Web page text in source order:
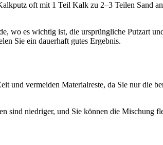
oft mit 1 Teil Kalk zu 2–3 Teilen Sand
wo es wichtig ist, die ursprüngliche Putzart
Sie ein dauerhaft gutes Ergebnis.
und vermeiden Materialreste, da Sie nur die
sind niedriger, und Sie können die Mischung